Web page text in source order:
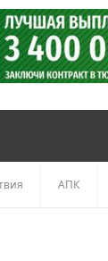
АПК